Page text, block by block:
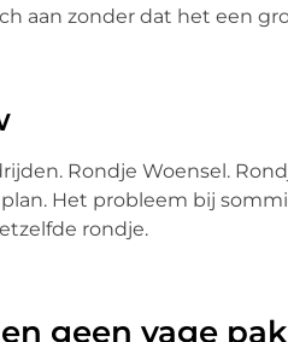
aan zonder dat het een
Rondje Woensel.
Het probleem bij
rondje.
geen vage